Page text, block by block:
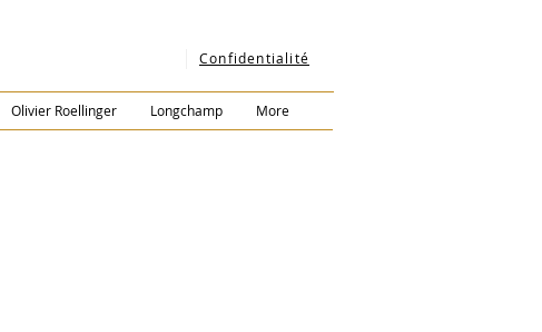
Confidentialité
Olivier Roellinger Longchamp More